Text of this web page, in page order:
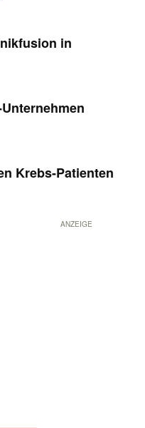
in
Krebs-Patienten
ANZEIGE